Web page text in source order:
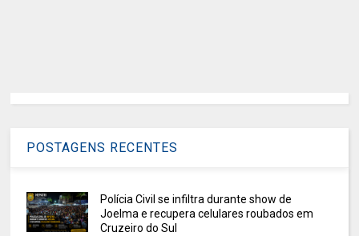
POSTAGENS RECENTES
Polícia Civil se infiltra durante show de
Joelma e recupera celulares roubados em
Cruzeiro do Sul